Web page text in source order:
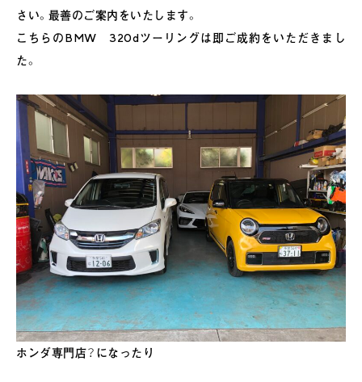
さい。最善のご案内をいたします。
こちらのBMW 320dツーリングは即ご成約をいただきまし
た。
ホンダ専門店？になったり